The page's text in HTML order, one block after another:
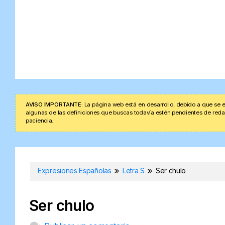
AVISO IMPORTANTE: La página web está en desarrollo, debido a que
algunas de las definiciones que buscas todavía estén pendientes de
paciencia.
Expresiones Españolas Letra S Ser chulo
Ser chulo